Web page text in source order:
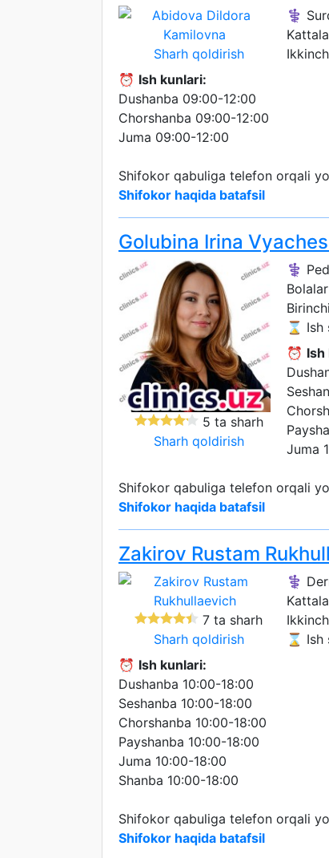
Sharh qoldirish
⚕️
⏰ Ish kunlari:
Dushanba 09:00-12:00
Chorshanba 09:00-12:00
Juma 09:00-12:00
Shifokor qabuliga telefon orqali
Shifokor haqida batafsil
Golubina Irina
5 ta sharh
Sharh qoldirish
⚕️
⌛ Ish
⏰ Ish
Juma
Shifokor qabuliga telefon orqali
Shifokor haqida batafsil
Zakirov Rustam
7 ta sharh
Sharh qoldirish
⚕️
⌛ Ish
⏰ Ish kunlari:
Dushanba 10:00-18:00
Seshanba 10:00-18:00
Chorshanba 10:00-18:00
Payshanba 10:00-18:00
Juma 10:00-18:00
Shanba 10:00-18:00
Shifokor qabuliga telefon orqali
Shifokor haqida batafsil